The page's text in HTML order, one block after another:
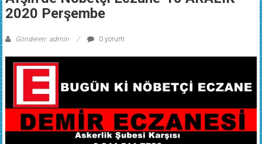
2020 Perşembe
Gönderen: admin 0 yorum